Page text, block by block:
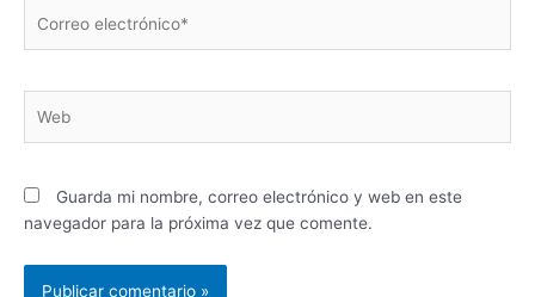
electrónico*
Guarda mi nombre, correo electrónico y web en este
navegador para la próxima vez que comente.